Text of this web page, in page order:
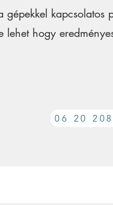
gépekkel kapcsolatos
lehet hogy
06 20